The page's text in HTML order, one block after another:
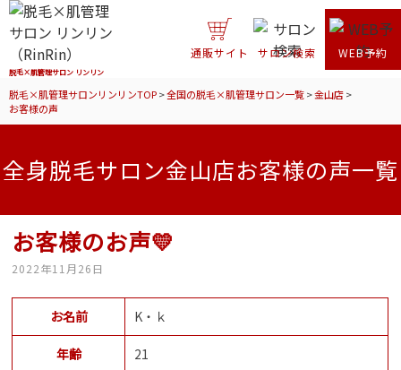
脱毛×肌管理サロン リンリン
通販サイト サロン検索 WEB予約
脱毛×肌管理サロンリンリンTOP>全国の脱毛×肌管理サロン一覧>金山店>
お客様の声
全身脱毛サロン金山店お客様の声一覧
お客様のお声💛
2022年11月26日
お名前 K・ｋ
年齢 21